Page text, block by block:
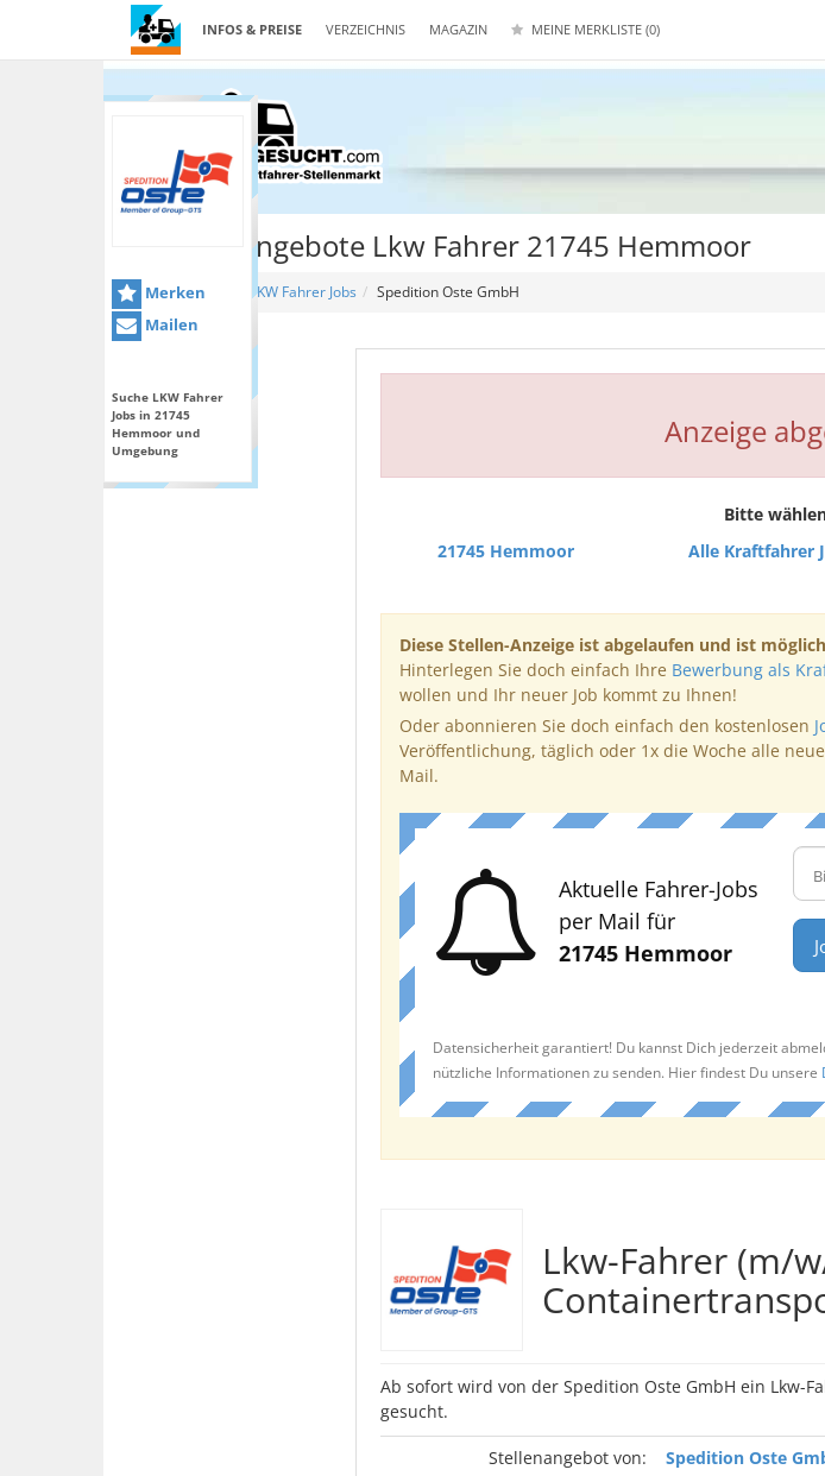
INFOS & PREISE VERZEICHNIS MAGAZIN MEINE MERKLISTE (0)
Stellenangebote Lkw Fahrer 21745 Hemmoor
Home LKW Fahrer Jobs Spedition Oste GmbH
Merken
Mailen
Suche LKW Fahrer
Jobs in 21745
Hemmoor und
Umgebung
Anzeige
Bitte
21745 Hemmoor
Alle Kraftfahrer
Diese Stellen-Anzeige ist abgelaufen und ist
Hinterlegen Sie doch einfach Ihre Bewerbung als
wollen und Ihr neuer Job kommt zu Ihnen!
Oder abonnieren Sie doch einfach den kostenlosen
Veröffentlichung, täglich oder 1x die Woche alle
Mail.
Aktuelle Fahrer-Jobs
per Mail für
21745 Hemmoor
Datensicherheit garantiert! Du kannst Dich jederzeit
nützliche Informationen zu senden. Hier findest Du unsere
Lkw-Fahrer (m/
Ab sofort wird von der Spedition Oste GmbH ein Lkw-
gesucht.
Stellenangebot von:
Spedition Oste